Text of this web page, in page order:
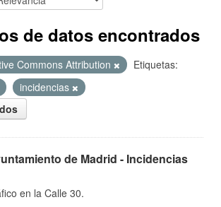
de datos encontrados
Commons Attribution
Etiquetas:
incidencias
de Madrid - Incidencias
en la Calle 30.